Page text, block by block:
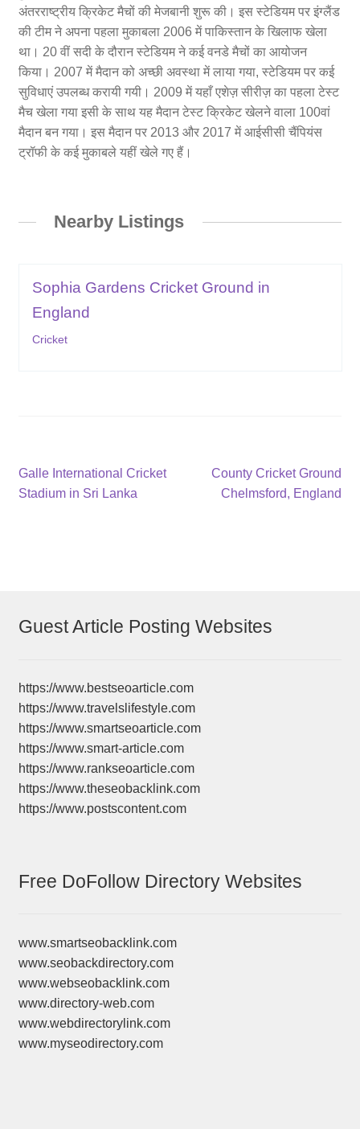
अंतरराष्ट्रीय क्रिकेट मैचों की मेजबानी शुरू की। इस स्टेडियम पर इंग्लैंड
की टीम ने अपना पहला मुकाबला 2006 में पाकिस्तान के खिलाफ खेला
था। 20 वीं सदी के दौरान स्टेडियम ने कई वनडे मैचों का आयोजन
किया। 2007 में मैदान को अच्छी अवस्था में लाया गया, स्टेडियम पर कई
सुविधाएं उपलब्ध करायी गयी। 2009 में यहाँ एशेज़ सीरीज़ का पहला टेस्ट
मैच खेला गया इसी के साथ यह मैदान टेस्ट क्रिकेट खेलने वाला 100वां
मैदान बन गया। इस मैदान पर 2013 और 2017 में आईसीसी चैंपियंस
ट्रॉफी के कई मुकाबले यहीं खेले गए हैं।
Nearby Listings
Sophia Gardens Cricket Ground in
England
Cricket
Post
navigation
Previous
post:
Galle International Cricket
Stadium in Sri Lanka
Next
post:
County Cricket Ground
Chelmsford, England
Guest Article Posting Websites
https://www.bestseoarticle.com
https://www.travelslifestyle.com
https://www.smartseoarticle.com
https://www.smart-article.com
https://www.rankseoarticle.com
https://www.theseobacklink.com
https://www.postscontent.com
Free DoFollow Directory Websites
www.smartseobacklink.com
www.seobackdirectory.com
www.webseobacklink.com
www.directory-web.com
www.webdirectorylink.com
www.myseodirectory.com